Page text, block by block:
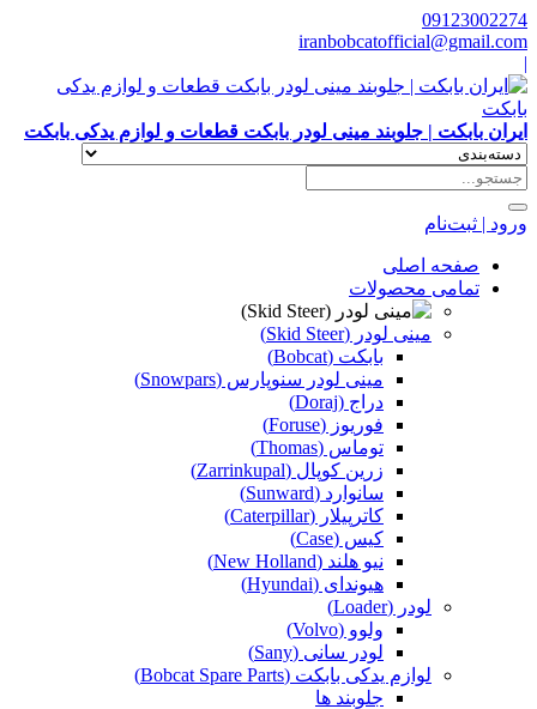
09123002274
iranbobcatofficial@gmail.com
|
ایران بابکت | جلوبند مینی لودر بابکت قطعات و لوازم یدکی بابکت
ورود | ثبت‌نام
صفحه اصلی
تمامی محصولات
مینی لودر (Skid Steer)
بابکت (Bobcat)
مینی لودر سنوپارس (Snowpars)
دراج (Doraj)
فوریوز (Foruse)
توماس (Thomas)
زرین کوپال (Zarrinkupal)
سانوارد (Sunward)
کاترپیلار (Caterpillar)
کیس (Case)
نیو هلند (New Holland)
هیوندای (Hyundai)
لودر (Loader)
ولوو (Volvo)
لودر سانی (Sany)
لوازم یدکی بابکت (Bobcat Spare Parts)
جلوبند ها